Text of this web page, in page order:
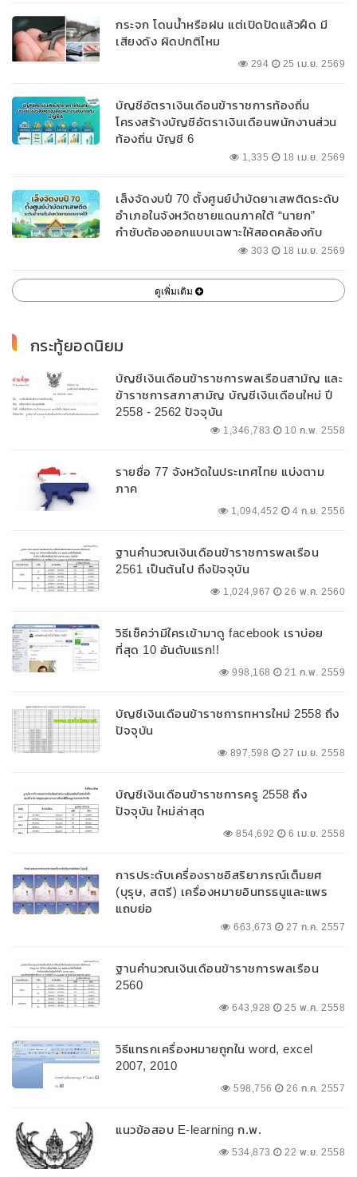
กระจก โดนน้ำหรือฝน แต่เปิดปัดแล้วฝืด มี
เสียงดัง ผิดปกติไหม
294 25 เม.ย. 2569
บัญชีอัตราเงินเดือนข้าราชการท้องถิ่น
โครงสร้างบัญชีอัตราเงินเดือนพนักงานส่วน
ท้องถิ่น บัญชี 6
1,335 18 เม.ย. 2569
เล็งจัดงบปี 70 ตั้งศูนย์บำบัดยาเสพติดระดับ
อำเภอในจังหวัดชายแดนภาคใต้ “นายก”
กำชับต้องออกแบบเฉพาะให้สอดคล้องกับ
303 18 เม.ย. 2569
ดูเพิ่มเติม
กระทู้ยอดนิยม
บัญชีเงินเดือนข้าราชการพลเรือนสามัญ และ
ข้าราชการสภาสามัญ บัญชีเงินเดือนใหม่ ปี
2558 - 2562 ปัจจุบัน
1,346,783 10 ก.พ. 2558
รายชื่อ 77 จังหวัดในประเทศไทย แบ่งตาม
ภาค
1,094,452 4 ก.ย. 2556
ฐานคำนวณเงินเดือนข้าราชการพลเรือน
2561 เป็นต้นไป ถึงปัจจุบัน
1,024,967 26 พ.ค. 2560
วิธีเช็คว่ามีใครเข้ามาดู facebook เราบ่อย
ที่สุด 10 อันดับแรก!!
998,168 21 ก.พ. 2559
บัญชีเงินเดือนข้าราชการทหารใหม่ 2558 ถึง
ปัจจุบัน
897,598 27 เม.ย. 2558
บัญชีเงินเดือนข้าราชการครู 2558 ถึง
ปัจจุบัน ใหม่ล่าสุด
854,692 6 เม.ย. 2558
การประดับเครื่องราชอิสริยาภรณ์เต็มยศ
(บุรุษ, สตรี) เครื่องหมายอินทรธนูและแพร
แถบย่อ
663,673 27 ก.ค. 2557
ฐานคำนวณเงินเดือนข้าราชการพลเรือน
2560
643,928 25 พ.ค. 2558
วิธีแทรกเครื่องหมายถูกใน word, excel
2007, 2010
598,756 26 ก.ค. 2557
แนวข้อสอบ E-learning ก.พ.
534,873 22 พ.ย. 2558